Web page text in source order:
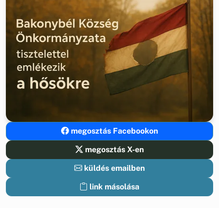
megosztás Facebookon
megosztás X-en
küldés emailben
link másolása